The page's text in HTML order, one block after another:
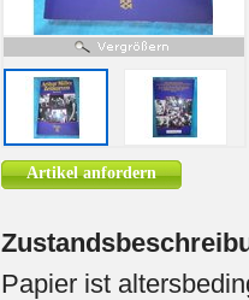
Artikel anfordern
Papier ist